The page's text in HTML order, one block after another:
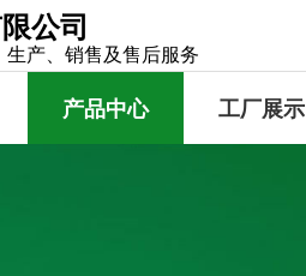
公司
产、销售及售后服务
产品中心 工厂展示